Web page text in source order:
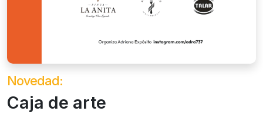
Novedad:
Caja de arte